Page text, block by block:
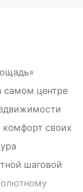
самом центре
комфорт своих
шаговой